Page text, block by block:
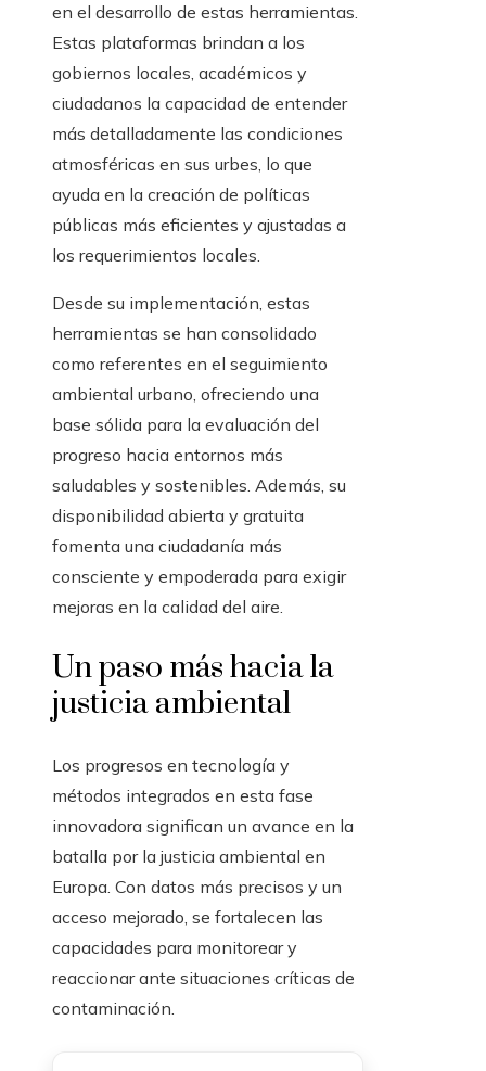
en el desarrollo de estas herramientas.
Estas plataformas brindan a los
gobiernos locales, académicos y
ciudadanos la capacidad de entender
más detalladamente las condiciones
atmosféricas en sus urbes, lo que
ayuda en la creación de políticas
públicas más eficientes y ajustadas a
los requerimientos locales.
Desde su implementación, estas
herramientas se han consolidado
como referentes en el seguimiento
ambiental urbano, ofreciendo una
base sólida para la evaluación del
progreso hacia entornos más
saludables y sostenibles. Además, su
disponibilidad abierta y gratuita
fomenta una ciudadanía más
consciente y empoderada para exigir
mejoras en la calidad del aire.
Un paso más hacia la
justicia ambiental
Los progresos en tecnología y
métodos integrados en esta fase
innovadora significan un avance en la
batalla por la justicia ambiental en
Europa. Con datos más precisos y un
acceso mejorado, se fortalecen las
capacidades para monitorear y
reaccionar ante situaciones críticas de
contaminación.